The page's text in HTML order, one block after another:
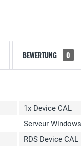
BEWERTUNG 0
1x Device CAL
Serveur Windows
RDS Device CAL